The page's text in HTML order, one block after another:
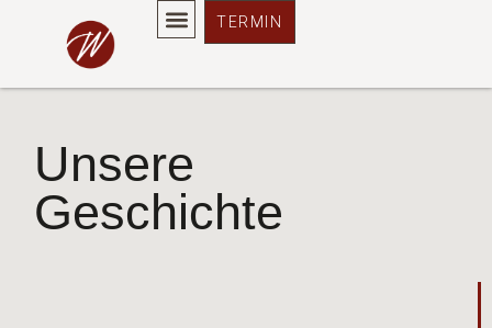
TERMIN
About
Unsere
Geschichte